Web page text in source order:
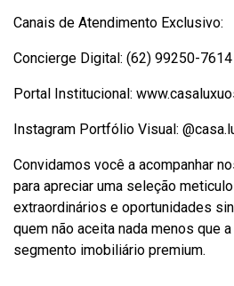
Canais de Atendimento Exclusivo:
Concierge Digital: (62) 99250-
Portal Institucional:
Instagram Portfólio Visual:
Convidamos você a acompanhar
para apreciar uma seleção
extraordinários e oportunidades
quem não aceita nada menos que
segmento imobiliário premium.